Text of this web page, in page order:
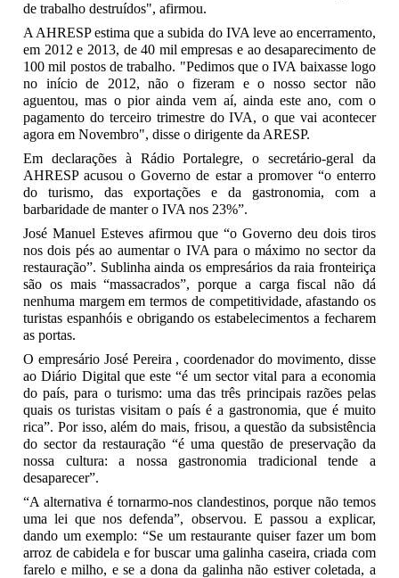
de trabalho destruídos", afirmou.
A AHRESP estima que a subida do IVA leve ao encerramento,
em 2012 e 2013, de 40 mil empresas e ao desaparecimento de
100 mil postos de trabalho. "Pedimos que o IVA baixasse logo
no início de 2012, não o fizeram e o nosso sector não
aguentou, mas o pior ainda vem aí, ainda este ano, com o
pagamento do terceiro trimestre do IVA, o que vai acontecer
agora em Novembro", disse o dirigente da ARESP.
Em declarações à Rádio Portalegre, o secretário-geral da
AHRESP acusou o Governo de estar a promover “o enterro
do turismo, das exportações e da gastronomia, com a
barbaridade de manter o IVA nos 23%”.
José Manuel Esteves afirmou que “o Governo deu dois tiros
nos dois pés ao aumentar o IVA para o máximo no sector da
restauração”. Sublinha ainda os empresários da raia fronteiriça
são os mais “massacrados”, porque a carga fiscal não dá
nenhuma margem em termos de competitividade, afastando os
turistas espanhóis e obrigando os estabelecimentos a fecharem
as portas.
O empresário José Pereira , coordenador do movimento, disse
ao Diário Digital que este “é um sector vital para a economia
do país, para o turismo: uma das três principais razões pelas
quais os turistas visitam o país é a gastronomia, que é muito
rica”. Por isso, além do mais, frisou, a questão da subsistência
do sector da restauração “é uma questão de preservação da
nossa cultura: a nossa gastronomia tradicional tende a
desaparecer”.
“A alternativa é tornarmo-nos clandestinos, porque não temos
uma lei que nos defenda”, observou. E passou a explicar,
dando um exemplo: “Se um restaurante quiser fazer um bom
arroz de cabidela e for buscar uma galinha caseira, criada com
farelo e milho, e se a dona da galinha não estiver coletada, a